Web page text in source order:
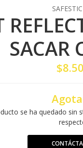
SACAR
se ha quedado sin